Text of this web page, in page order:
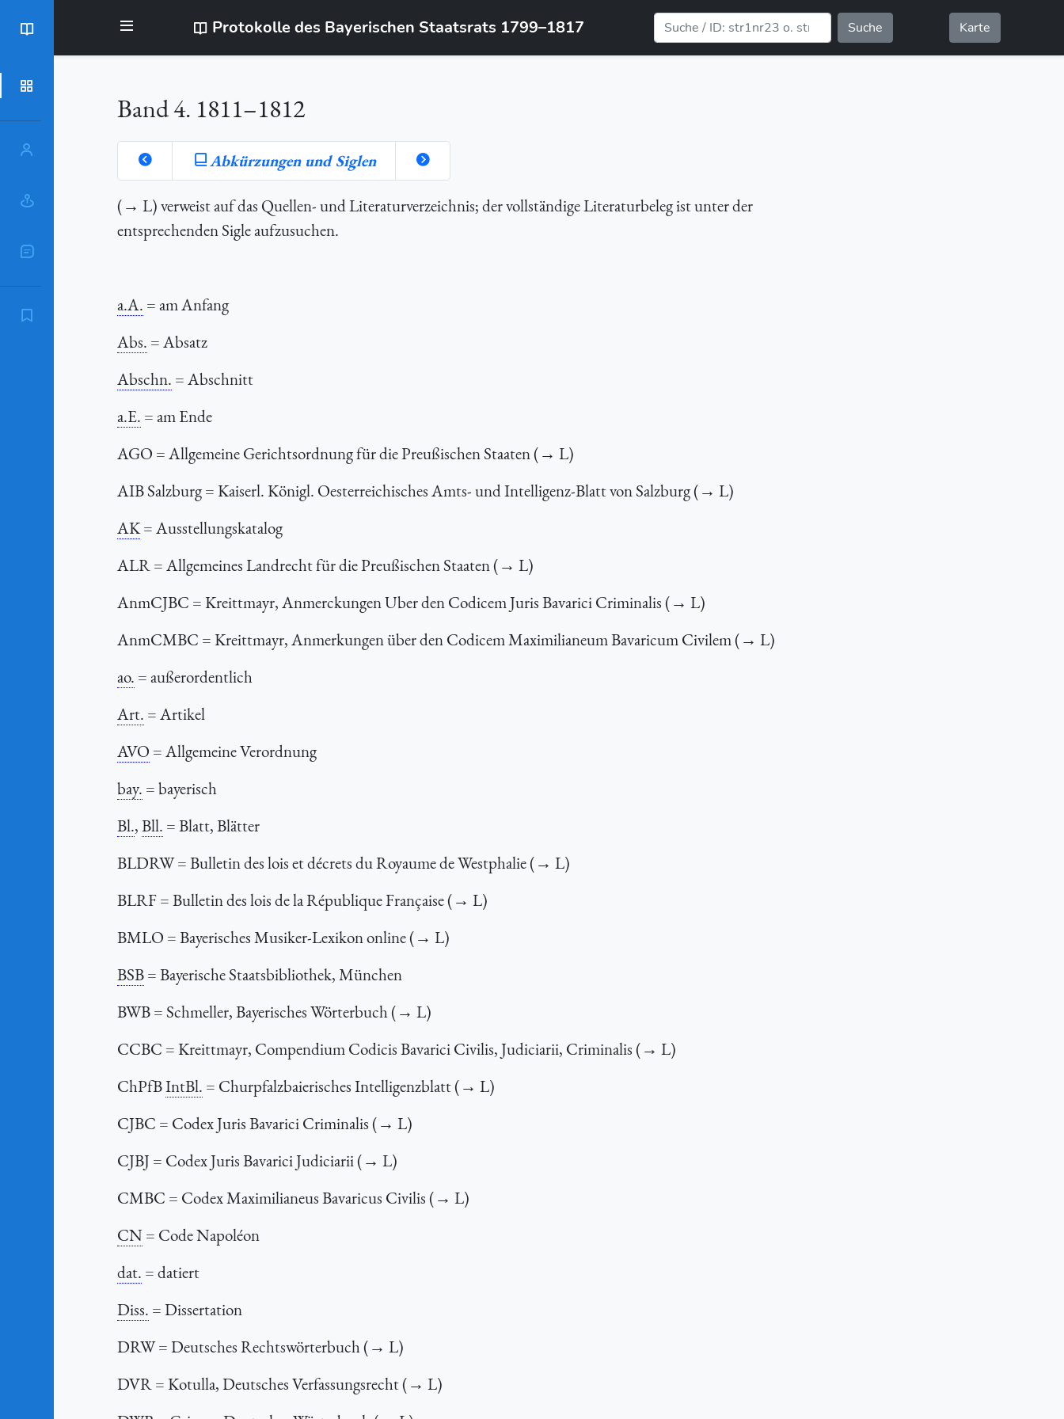
Protokolle des Bayerischen Staatsrats 1799–1817 Suche Karte
Zitierempfehlung
Band 4. 1811–1812
Abkürzungen und Siglen
(→ L) verweist auf das Quellen- und Literaturverzeichnis; der vollständige Literaturbeleg ist unter der
entsprechenden Sigle aufzusuchen.
a.A. = am Anfang
Abs. = Absatz
Abschn. = Abschnitt
a.E. = am Ende
AGO = Allgemeine Gerichtsordnung für die Preußischen Staaten (→ L)
AIB Salzburg= Kaiserl. Königl. Oesterreichisches Amts- und Intelligenz-Blatt von Salzburg (→ L)
AK= Ausstellungskatalog
ALR= Allgemeines Landrecht für die Preußischen Staaten (→ L)
AnmCJBC = Kreittmayr, Anmerckungen Uber den Codicem Juris Bavarici Criminalis (→ L)
AnmCMBC = Kreittmayr, Anmerkungen über den Codicem Maximilianeum Bavaricum Civilem (→ L)
ao. = außerordentlich
Art. = Artikel
AVO = Allgemeine Verordnung
bay. = bayerisch
Bl.,Bll. = Blatt, Blätter
BLDRW= Bulletin des lois et décrets du Royaume de Westphalie (→ L)
BLRF= Bulletin des lois de la République Française (→ L)
BMLO = Bayerisches Musiker-Lexikon online (→ L)
BSB= Bayerische Staatsbibliothek, München
BWB= Schmeller, Bayerisches Wörterbuch (→ L)
CCBC = Kreittmayr, Compendium Codicis Bavarici Civilis, Judiciarii, Criminalis (→ L)
ChPfBIntBl. = Churpfalzbaierisches Intelligenzblatt (→ L)
CJBC = Codex Juris Bavarici Criminalis (→ L)
CJBJ = Codex Juris Bavarici Judiciarii (→ L)
CMBC = Codex Maximilianeus Bavaricus Civilis (→ L)
CN= Code Napoléon
dat. = datiert
Diss. = Dissertation
DRW= Deutsches Rechtswörterbuch (→ L)
DVR= Kotulla, Deutsches Verfassungsrecht (→ L)